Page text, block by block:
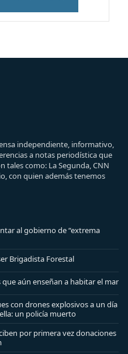
independiente, informativo,
a notas periodística que
tales como: La Segunda, CNN
con quien además tenemos
al gobierno de “extrema
Brigadista Forestal
aún enseñan a habitar el mar
con drones explosivos a un día
un policía muerto
por primera vez donaciones